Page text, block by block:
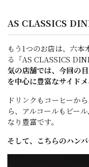
AS CLASSICS
もう1つのお店は、六
る「AS CLASSICS
気の店舗では、今回の
を中心に豊富なサイド
ドリンクもコーヒーか
ら、アルコールもビー
なり豊富です。
そして、こちらのハン